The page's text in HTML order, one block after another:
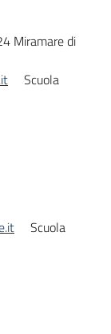
Miramare di
Scuola
Scuola